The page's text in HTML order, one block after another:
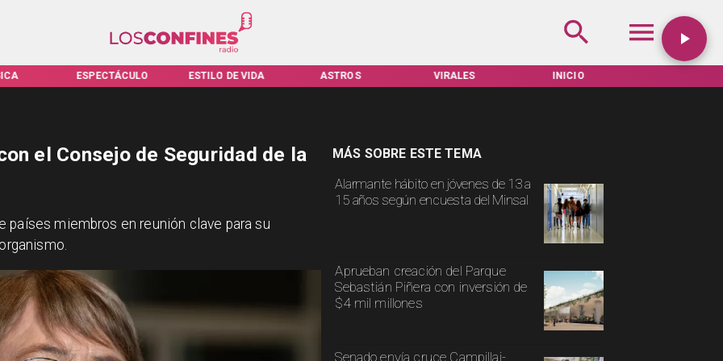
ESTILO DE VIDA ASTROS VIRALES INICIO TARIFAS SERVEL
Alarmante hábito en jóvenes de 13 a
15 años según encuesta del Minsal
Aprueban creación del Parque
Sebastián Piñera con inversión de
$4 mil millones
Senado envía cruce Campillai-
MÁS SOBRE ESTE TEMA
el Consejo de Seguridad de la
miembros en reunión clave para su